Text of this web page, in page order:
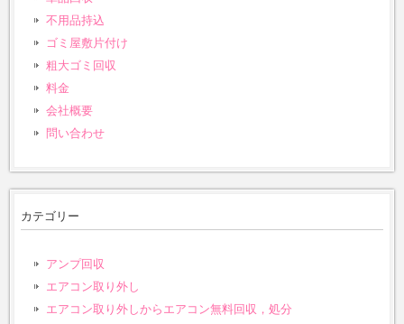
不用品持込
ゴミ屋敷片付け
粗大ゴミ回収
料金
会社概要
問い合わせ
カテゴリー
アンプ回収
エアコン取り外し
エアコン取り外しからエアコン無料回収，処分